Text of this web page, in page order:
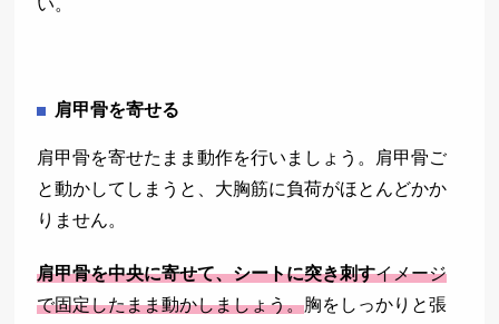
い。
肩甲骨を寄せる
肩甲骨を寄せたまま動作を行いましょう。肩甲骨ご
と動かしてしまうと、大胸筋に負荷がほとんどかか
りません。
肩甲骨を中央に寄せて、シートに突き刺すイメージ
で固定したまま動かしましょう。胸をしっかりと張